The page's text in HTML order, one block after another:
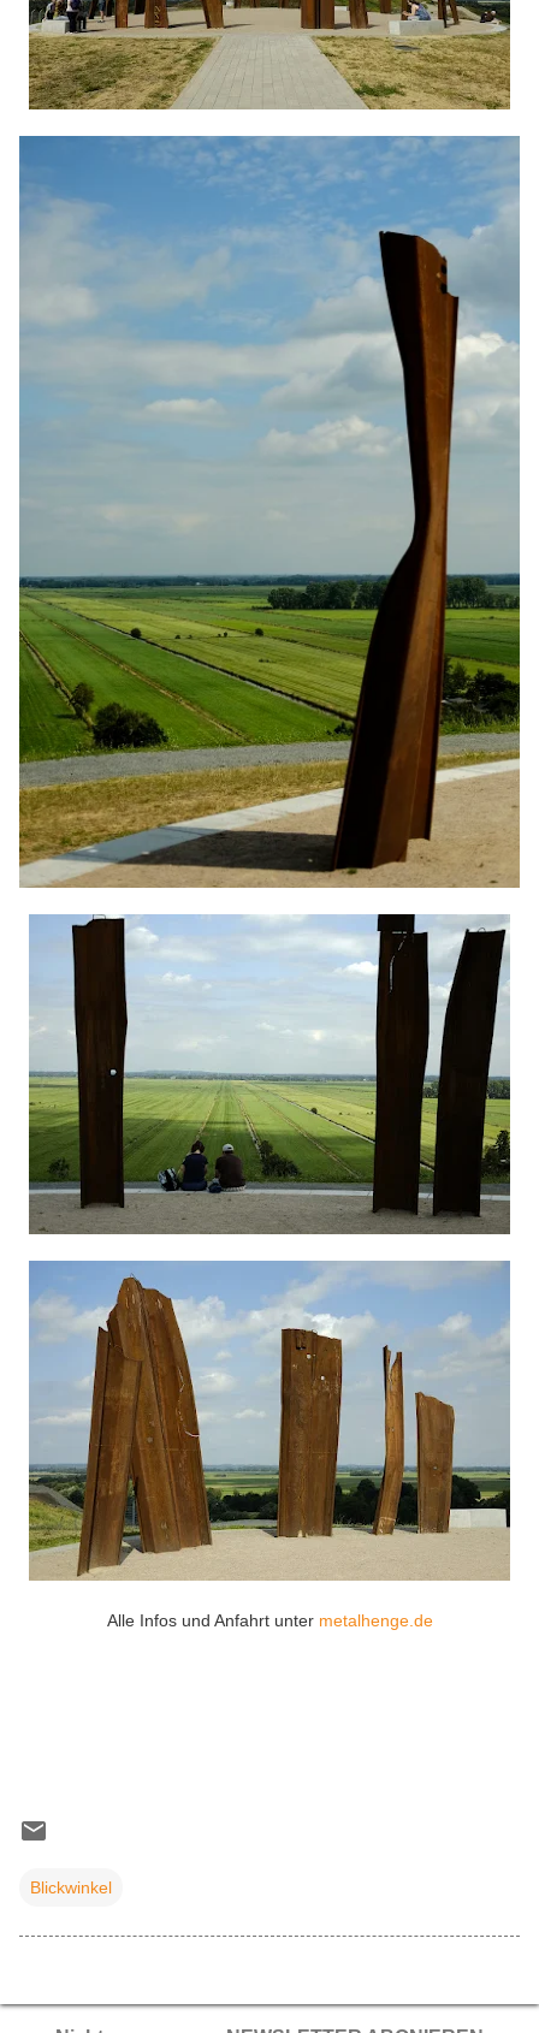
Alle Infos und Anfahrt unter metalhenge.de
Blickwinkel